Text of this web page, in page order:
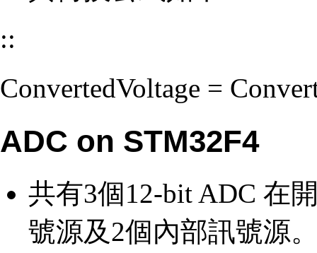
::
ConvertedVoltage =
ADC on STM32F4
共有3個12-bit ADC 在
號源及2個內部訊號源